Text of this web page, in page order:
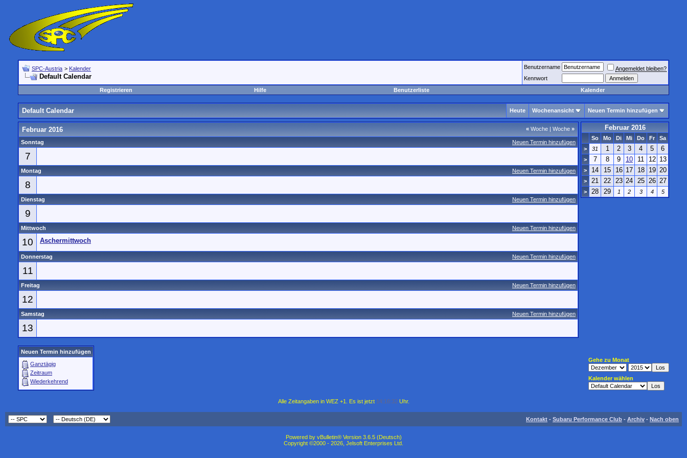
SPC-Austria > Kalender
Default Calendar
Benutzername
Angemeldet bleiben?
Kennwort
Registrieren
Hilfe Benutzerliste Kalender
Default Calendar Heute Wochenansicht Neuen Termin hinzufügen
« Woche | Woche »
Februar 2016
Neuen Termin hinzufügen
Sonntag
7
Neuen Termin hinzufügen
Montag
8
Neuen Termin hinzufügen
Dienstag
9
Neuen Termin hinzufügen
Mittwoch
10 Aschermittwoch
Neuen Termin hinzufügen
Donnerstag
11
Neuen Termin hinzufügen
Freitag
12
Neuen Termin hinzufügen
Samstag
13
Februar 2016
So Mo Di Mi Do Fr
Sa
>
31 1 2 3 4 5 6
> 7 8 9 10 11 12 13
> 14 15 16 17 18 19 20
> 21 22 23 24 25 26 27
> 28 29 1 2 3 4 5
Neuen Termin hinzufügen
Ganztägig
Zeitraum
Wiederkehrend
Gehe zu Monat
Kalender wählen
Alle Zeitangaben in WEZ +1. Es ist jetzt 14:16:32Uhr.
Kontakt - Subaru Performance Club - Archiv - Nach oben
Powered by vBulletin® Version 3.6.5 (Deutsch)
Copyright ©2000 - 2026, Jelsoft Enterprises Ltd.